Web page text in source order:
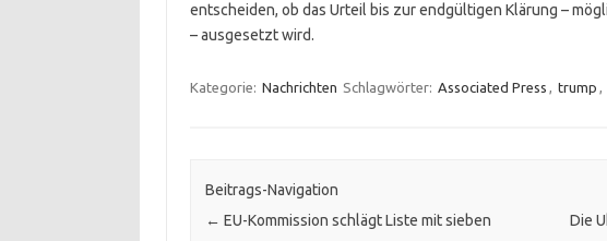
entscheiden, ob das Urteil bis zur endgültigen Klärung –
– ausgesetzt wird.
Kategorie: Nachrichten Schlagwörter: Associated Press , trump ,
Beitrags-Navigation
← EU-Kommission schlägt Liste mit sieben
Die